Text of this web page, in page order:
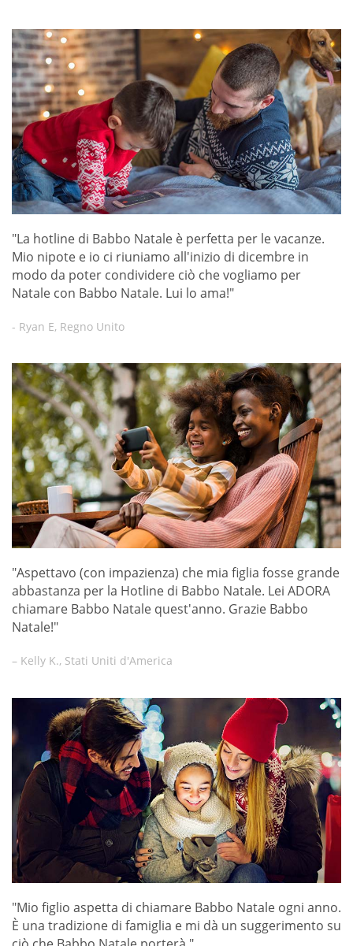
"La hotline di Babbo Natale è perfetta per le vacanze.
Mio nipote e io ci riuniamo all'inizio di dicembre in
modo da poter condividere ciò che vogliamo per
Natale con Babbo Natale. Lui lo ama!"
- Ryan E, Regno Unito
"Aspettavo (con impazienza) che mia figlia fosse grande
abbastanza per la Hotline di Babbo Natale. Lei ADORA
chiamare Babbo Natale quest'anno. Grazie Babbo
Natale!"
– Kelly K., Stati Uniti d'America
"Mio figlio aspetta di chiamare Babbo Natale ogni anno.
È una tradizione di famiglia e mi dà un suggerimento su